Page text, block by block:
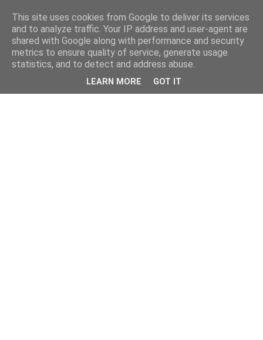
kristietim
viss, kas jāzin kristietim
This site uses cookies from Google to deliver its services
and to analyze traffic. Your IP address and user-agent are
shared with Google along with performance and security
metrics to ensure quality of service, generate usage
statistics, and to detect and address abuse.
LEARN MORE GOT IT